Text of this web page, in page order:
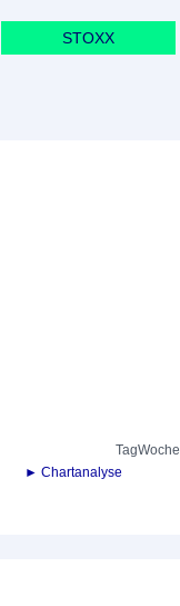
STOXX
TagWoche
► Chartanalyse